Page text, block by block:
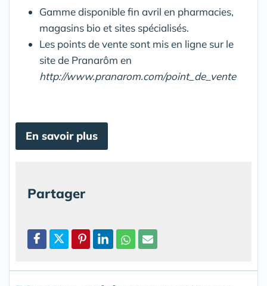
Gamme disponible fin avril en pharmacies,
magasins bio et sites spécialisés.
Les points de vente sont mis en ligne sur le
site de Pranarôm en
http://www.pranarom.com/point_de_vente
En savoir plus
Partager